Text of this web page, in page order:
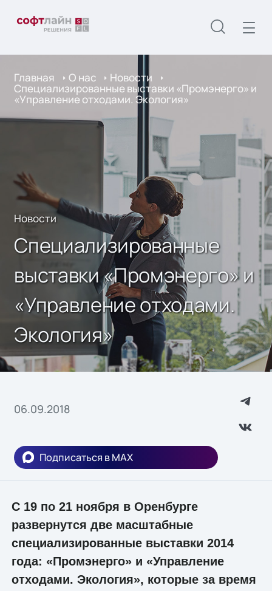
Главная О нас Новости
Специализированные выставки «Промэнерго» и
«Управление отходами. Экология»
Новости
Специализированные
выставки «Промэнерго» и
«Управление отходами.
Экология»
06.09.2018
Подписаться в MAX
С 19 по 21 ноября в Оренбурге
развернутся две масштабные
специализированные выставки 2014
года: «Промэнерго» и «Управление
отходами. Экология», которые за время